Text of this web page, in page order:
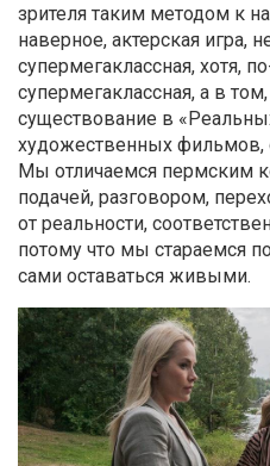
зрителя таким методом к
наверное, актерская игра,
супермегаклассная, хотя,
супермегаклассная, а в
существование в
художественных фильмов,
Мы отличаемся пермским
подачей, разговором,
от реальности,
потому что мы стараемся
сами оставаться живыми.